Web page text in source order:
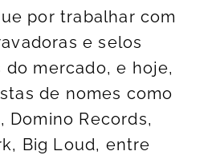
por trabalhar com
e selos
mercado, e hoje,
de nomes como
Domino Records,
Big Loud, entre